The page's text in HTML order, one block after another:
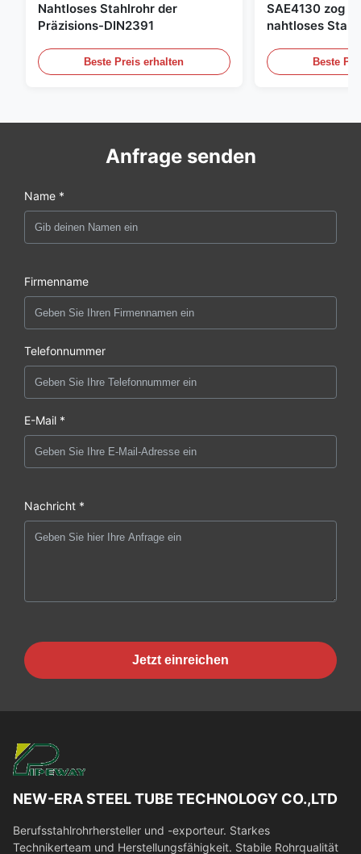
Nahtloses Stahlrohr der
Präzisions-DIN2391
Beste Preis erhalten
SAE4130 zog
nahtloses
Beste
Anfrage senden
Name *
Firmenname
Telefonnummer
E-Mail *
Nachricht *
Jetzt einreichen
NEW-ERA STEEL TUBE TECHNOLOGY CO.,LTD
Berufsstahlrohrhersteller und -exporteur. Starkes
Technikerteam und Herstellungsfähigkeit. Stabile Rohrqualität